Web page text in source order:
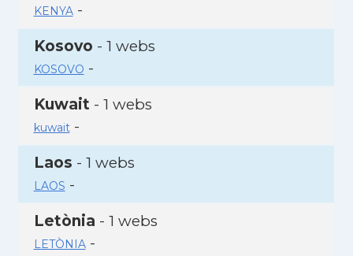
KENYA-
Kosovo - 1 webs
KOSOVO -
Kuwait - 1 webs
kuwait-
Laos - 1 webs
LAOS -
Letònia - 1 webs
LETÒNIA-